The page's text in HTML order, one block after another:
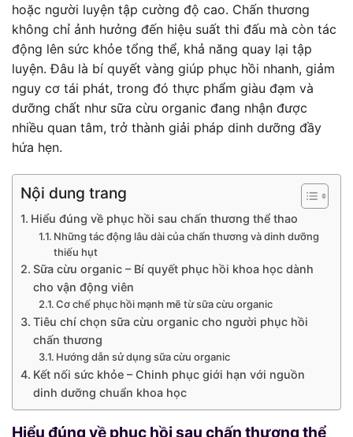
hoặc người luyện tập cường độ cao. Chấn thương
không chỉ ảnh hưởng đến hiệu suất thi đấu mà còn tác
động lên sức khỏe tổng thể, khả năng quay lại tập
luyện. Đâu là bí quyết vàng giúp phục hồi nhanh, giảm
nguy cơ tái phát, trong đó thực phẩm giàu đạm và
dưỡng chất như sữa cừu organic đang nhận được
nhiều quan tâm, trở thành giải pháp dinh dưỡng đầy
hứa hẹn.
Nội dung trang
Hiểu đúng về phục hồi sau chấn thương thể thao
Những tác động lâu dài của chấn thương và dinh dưỡng
thiếu hụt
Sữa cừu organic – Bí quyết phục hồi khoa học dành
cho vận động viên
Cơ chế phục hồi mạnh mẽ từ sữa cừu organic
Tiêu chí chọn sữa cừu organic cho người phục hồi
chấn thương
Hướng dẫn sử dụng sữa cừu organic
Kết nối sức khỏe – Chinh phục giới hạn với nguồn
dinh dưỡng chuẩn khoa học
Hiểu đúng về phục hồi sau chấn thương thể